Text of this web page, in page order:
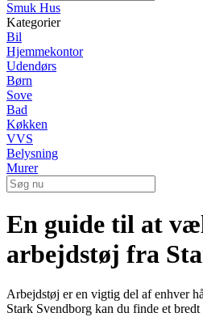
Smuk Hus
Kategorier
Bil
Hjemmekontor
Udendørs
Børn
Sove
Bad
Køkken
VVS
Belysning
Murer
En guide til at
arbejdstøj fra
Arbejdstøj er en vigtig del af enhver
Stark Svendborg kan du finde et